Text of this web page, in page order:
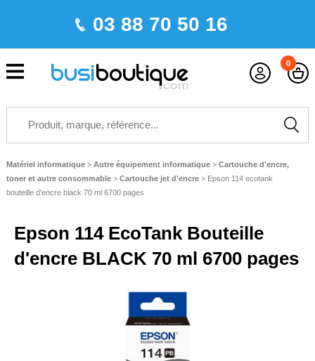
03 88 70 50 16
0
Matériel informatique > Autre équipement informatique > Cartouche d'encre,
toner et autre consommable > Cartouche jet d'encre> Epson 114 ecotank
bouteille d'encre black 70 ml 6700 pages
Epson 114 EcoTank Bouteille
d'encre BLACK 70 ml 6700 pages